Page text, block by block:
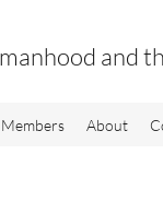
and
Members About